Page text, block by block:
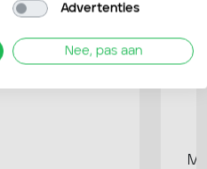
en dat werkt
gezeur gehad
niet kon,
Advertenties
Nee, pas aan